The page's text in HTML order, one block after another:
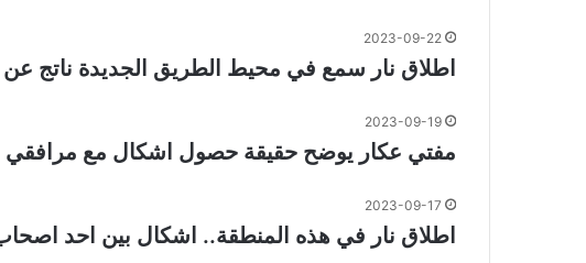
2023-09-22
اطلاق نار سمع في محيط الطريق الجديدة ناتج
2023-09-19
مفتي عكار يوضح حقيقة حصول اشكال مع مرافقي
2023-09-17
اطلاق نار في هذه المنطقة.. اشكال بين احد